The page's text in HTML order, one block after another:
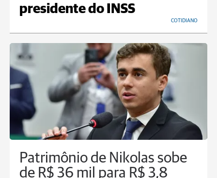
presidente do INSS
COTIDIANO
Patrimônio de Nikolas sobe
de R$ 36 mil para R$ 3,8